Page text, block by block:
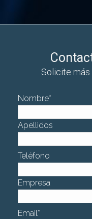
Solicite
Nombre*
Apellidos
Teléfono
Empresa
Email*